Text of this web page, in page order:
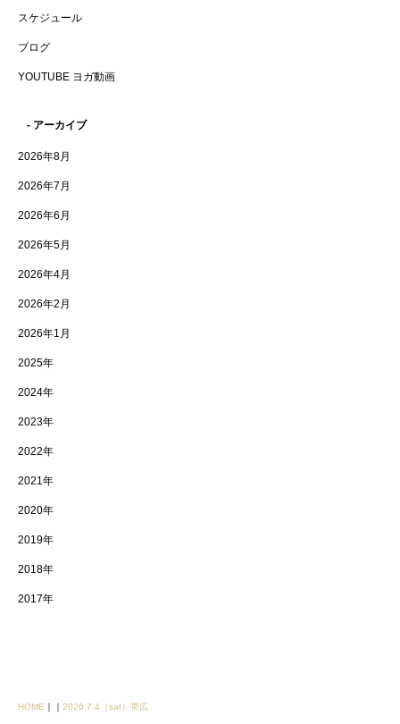
スケジュール
ブログ
YOUTUBE ヨガ動画
- アーカイブ
2026年8月
2026年7月
2026年6月
2026年5月
2026年4月
2026年2月
2026年1月
2025年
2024年
2023年
2022年
2021年
2020年
2019年
2018年
2017年
HOME 2026.7.4（sat）帯広